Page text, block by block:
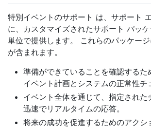
特別イベントのサポート は、サポート
に、カスタマイズされたサポート パッ
単位で提供します。 これらのパッケー
が含まれます。
準備ができていることを確認するた
イベント計画とシステムの正常性チ
イベント全体を通じて、指定された
迅速でリアルタイムの応答。
将来の成功を促進するためのアクシ